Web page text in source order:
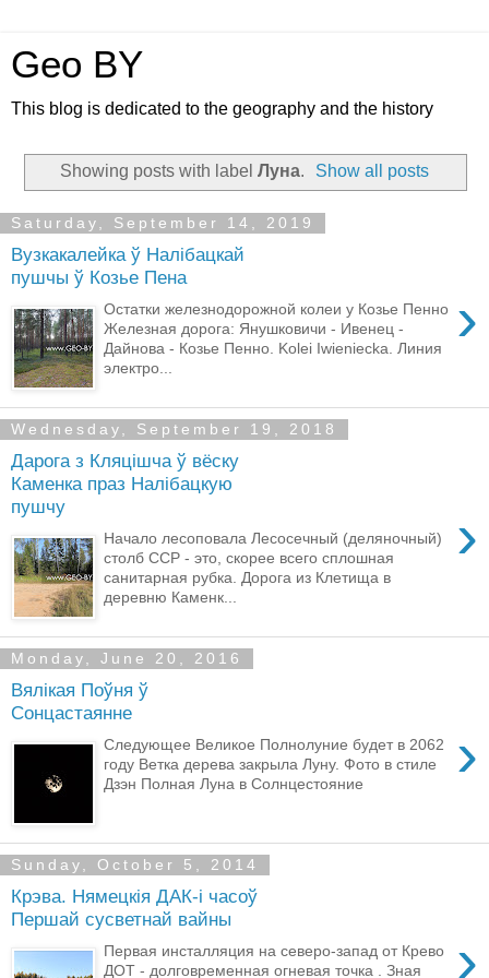
Geo BY
This blog is dedicated to the geography and the history
Showing posts with label Луна. Show all posts
Saturday, September 14, 2019
Вузкакалейка ў Налібацкай
пушчы ў Козье Пена
›
Остатки железнодорожной колеи у Козье Пенно
Железная дорога: Янушковичи - Ивенец -
Дайнова - Козье Пенно. Kolei Iwieniecka. Линия
электро...
Wednesday, September 19, 2018
Дарога з Кляцішча ў вёску
Каменка праз Налібацкую
пушчу
›
Начало лесоповала Лесосечный (деляночный)
столб ССР - это, скорее всего сплошная
санитарная рубка. Дорога из Клетища в
деревню Каменк...
Monday, June 20, 2016
Вялікая Поўня ў
Сонцастаянне
›
Следующее Великое Полнолуние будет в 2062
году Ветка дерева закрыла Луну. Фото в стиле
Дзэн Полная Луна в Солнцестояние
Sunday, October 5, 2014
Крэва. Нямецкія ДАК-і часоў
Першай сусветнай вайны
›
Первая инсталляция на северо-запад от Крево
ДОТ - долговременная огневая точка . Зная